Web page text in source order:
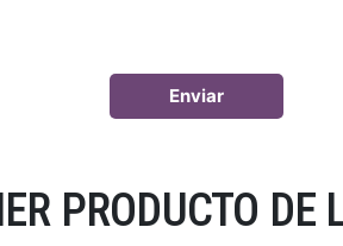
PRODUCTO